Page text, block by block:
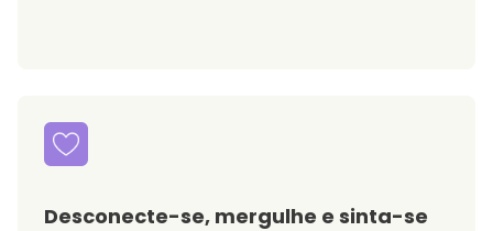
Desconecte-se, mergulhe e sinta-se